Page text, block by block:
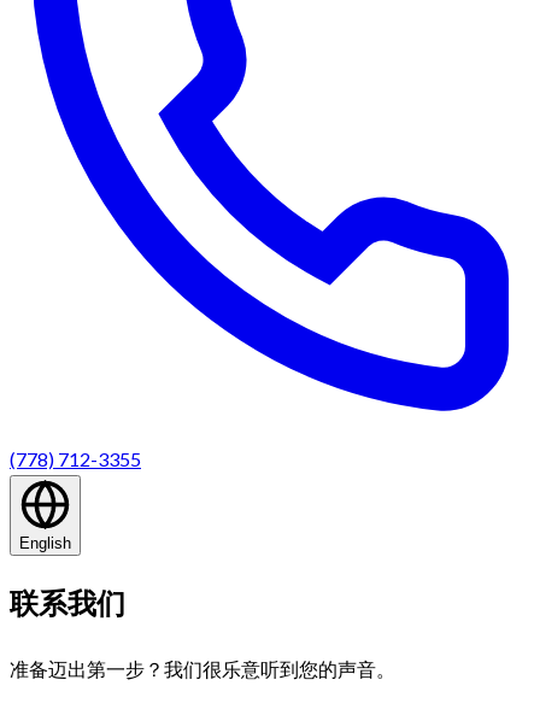
(778) 712-3355
English
联系我们
准备迈出第一步？我们很乐意听到您的声音。